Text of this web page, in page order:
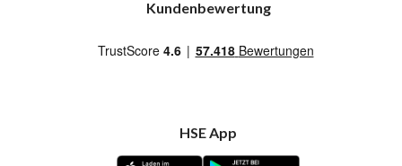
Kundenbewertung
HSE App